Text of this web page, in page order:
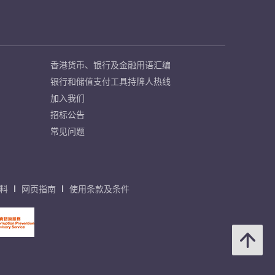
香港货币、银行及金融用语汇编
银行和储值支付工具持牌人热线
加入我们
招标公告
常见问题
网页指南 使用条款及条件